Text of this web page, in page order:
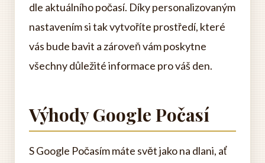
dle aktuálního počasí. Díky personalizovaným
nastavením si tak vytvoříte prostředí, které
vás bude bavit a zároveň vám poskytne
všechny důležité informace pro váš den.
Výhody Google Počasí
S Google Počasím máte svět jako na dlani, ať